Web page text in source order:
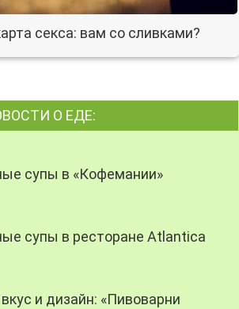
секса: вам со сливками?
О ЕДЕ:
супы в «Кофемании»
супы в ресторане Atlantica
и дизайн: «Пивоварни